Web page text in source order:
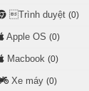
Trình duyệt (0)
Apple OS (0)
Macbook (0)
Xe máy (0)